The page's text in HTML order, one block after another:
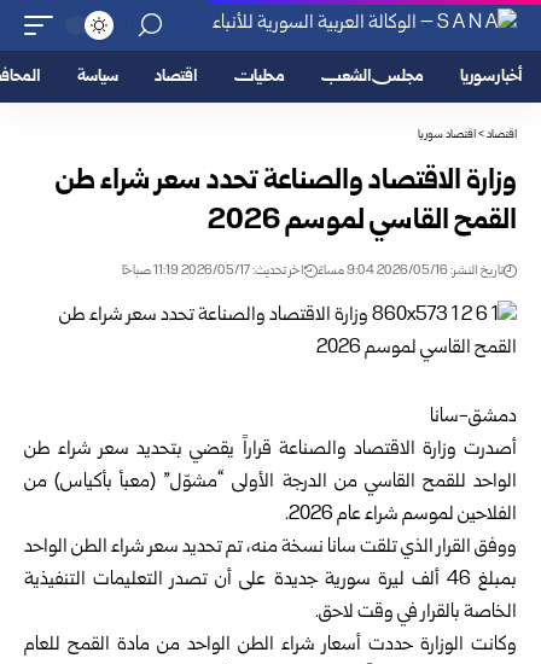
أخبار سوريا مجلس الشعب محليات اقتصاد سياسة
اقتصاد>اقتصاد سوريا
وزارة الاقتصاد والصناعة تحدد سعر شراء طن
القمح القاسي لموسم 2026
تاريخ النشر: 2026/05/16 9:04 مساءً اخر تحديث: 2026/05/17 11:19 صباحًا
دمشق-سانا
أصدرت وزارة الاقتصاد والصناعة قراراً يقضي بتحديد سعر شراء طن
الواحد للقمح القاسي من الدرجة الأولى “مشوّل” (معبأ بأكياس) من
الفلاحين لموسم شراء عام 2026.
ووفق القرار الذي تلقت سانا نسخة منه، تم تحديد سعر شراء الطن الواحد
بمبلغ 46 ألف ليرة سورية جديدة على أن تصدر التعليمات التنفيذية
الخاصة بالقرار في وقت لاحق.
وكانت الوزارة حددت أسعار شراء الطن الواحد من مادة القمح للعام